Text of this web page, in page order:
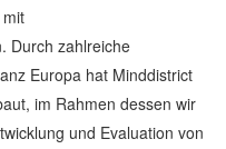
Durch zahlreiche
Europa hat Minddistrict
im Rahmen dessen wir
und Evaluation von